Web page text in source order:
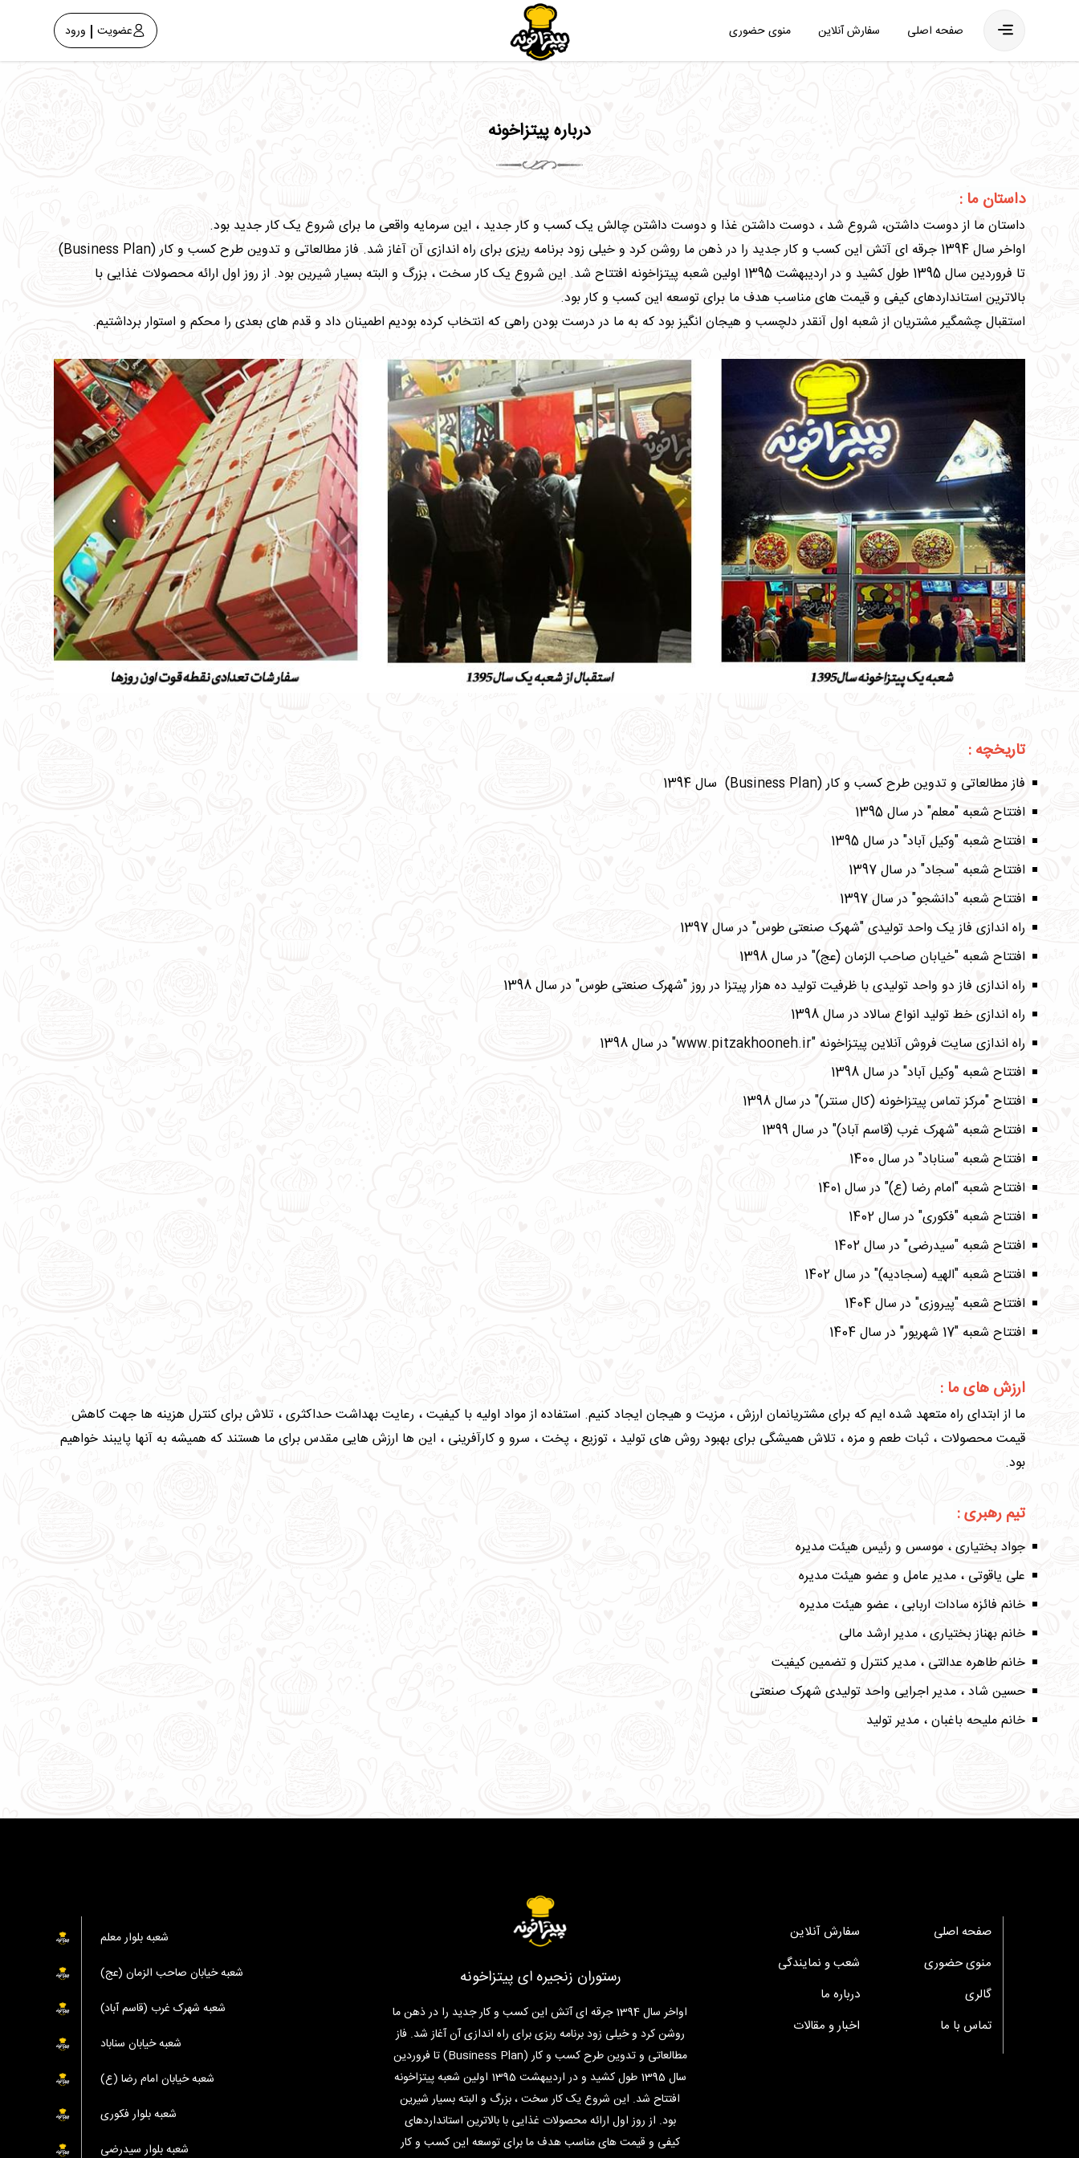
فهرست عضویت ورود صفحه اصلی سفارش آنلاین منوی حضوری
درباره پیتزاخونه
داستان ما :
داستان ما از دوست داشتن، شروع شد ، دوست داشتن غذا و دوست داشتن چالش یک کسب و کار جدید ، این سرمایه واقعی ما برای شروع یک کار جدید بود.
اواخر سال 1394 جرقه ای آتش این کسب و کار جدید را در ذهن ما روشن کرد و خیلی زود برنامه ریزی برای راه اندازی آن آغاز شد. فاز مطالعاتی و تدوین طرح کسب و کار (Business Plan)
تا فروردین سال 1395 طول کشید و در اردیبهشت 1395 اولین شعبه پیتزاخونه افتتاح شد. این شروع یک کار سخت ، بزرگ و البته بسیار شیرین بود. از روز اول ارائه محصولات غذایی با
بالاترین استانداردهای کیفی و قیمت های مناسب هدف ما برای توسعه این کسب و کار بود.
استقبال چشمگیر مشتریان از شعبه اول آنقدر دلچسب و هیجان انگیز بود که به ما در درست بودن راهی که انتخاب کرده بودیم اطمینان داد و قدم های بعدی را محکم و استوار برداشتیم.
تاریخچه :
فاز مطالعاتی و تدوین طرح کسب و کار (Business Plan) سال 1394
افتتاح شعبه "معلم" در سال 1395
افتتاح شعبه "وکیل آباد" در سال 1395
افتتاح شعبه "سجاد" در سال 1397
افتتاح شعبه "دانشجو" در سال 1397
راه اندازی فاز یک واحد تولیدی "شهرک صنعتی طوس" در سال 1397
افتتاح شعبه "خیابان صاحب الزمان (عج)" در سال 1398
راه اندازی فاز دو واحد تولیدی با ظرفیت تولید ده هزار پیتزا در روز "شهرک صنعتی طوس" در سال 1398
راه اندازی خط تولید انواع سالاد در سال 1398
راه اندازی سایت فروش آنلاین پیتزاخونه "www.pitzakhooneh.ir" در سال 1398
افتتاح شعبه "وکیل آباد" در سال 1398
افتتاح "مرکز تماس پیتزاخونه (کال سنتر)" در سال 1398
افتتاح شعبه "شهرک غرب (قاسم آباد)" در سال 1399
افتتاح شعبه "سناباد" در سال 1400
افتتاح شعبه "امام رضا (ع)" در سال 1401
افتتاح شعبه "فکوری" در سال 1402
افتتاح شعبه "سیدرضی" در سال 1402
افتتاح شعبه "الهیه (سجادیه)" در سال 1402
افتتاح شعبه "پیروزی" در سال 1404
افتتاح شعبه "17 شهریور" در سال 1404
ارزش های ما :
ما از ابتدای راه متعهد شده ایم که برای مشتریانمان ارزش ، مزیت و هیجان ایجاد کنیم. استفاده از مواد اولیه با کیفیت ، رعایت بهداشت حداکثری ، تلاش برای کنترل هزینه ها جهت کاهش
قیمت محصولات ، ثبات طعم و مزه ، تلاش همیشگی برای بهبود روش های تولید ، توزیع ، پخت ، سرو و کارآفرینی ، این ها ارزش هایی مقدس برای ما هستند که همیشه به آنها پایبند خواهیم
بود.
تیم رهبری :
جواد بختیاری ، موسس و رئیس هیئت مدیره
علی یاقوتی ، مدیر عامل و عضو هیئت مدیره
خانم فائزه سادات اربابی ، عضو هیئت مدیره
خانم بهناز بختیاری ، مدیر ارشد مالی
خانم طاهره عدالتی ، مدیر کنترل و تضمین کیفیت
حسین شاد ، مدیر اجرایی واحد تولیدی شهرک صنعتی
خانم ملیحه باغبان ، مدیر تولید
صفحه اصلی
سفارش آنلاین
منوی حضوری
شعب و نمایندگی
گالری
درباره ما
تماس با ما
اخبار و مقالات
رستوران زنجیره ای پیتزاخونه
اواخر سال 1394 جرقه ای آتش این کسب و کار جدید را در ذهن ما
روشن کرد و خیلی زود برنامه ریزی برای راه اندازی آن آغاز شد. فاز
مطالعاتی و تدوین طرح کسب و کار (Business Plan) تا فروردین
سال 1395 طول کشید و در اردیبهشت 1395 اولین شعبه پیتزاخونه
افتتاح شد. این شروع یک کار سخت ، بزرگ و البته بسیار شیرین
بود. از روز اول ارائه محصولات غذایی با بالاترین استانداردهای
کیفی و قیمت های مناسب هدف ما برای توسعه این کسب و کار
شعبه بلوار معلم
شعبه خیابان صاحب الزمان (عج)
شعبه شهرک غرب (قاسم آباد)
شعبه خیابان سناباد
شعبه خیابان امام رضا (ع)
شعبه بلوار فکوری
شعبه بلوار سیدرضی